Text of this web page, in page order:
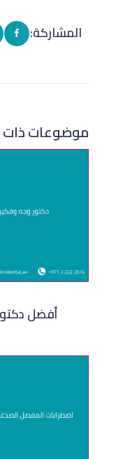
المشاركة:
موضوعات
أفضل